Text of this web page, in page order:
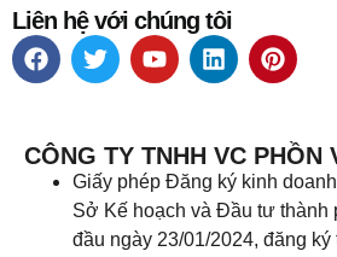
Liên hệ với chúng tôi
CÔNG TY TNHH VC PHỒN
Giấy phép Đăng ký kinh
Sở Kế hoạch và Đầu tư thành
đầu ngày 23/01/2024, đăng